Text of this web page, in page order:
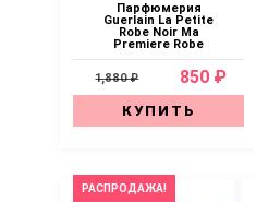
Парфюмерия
Guerlain La Petite
Robe Noir Ma
Premiere Robe
1,880 ₽ 850 ₽
КУПИТЬ
РАСПРОДАЖА!